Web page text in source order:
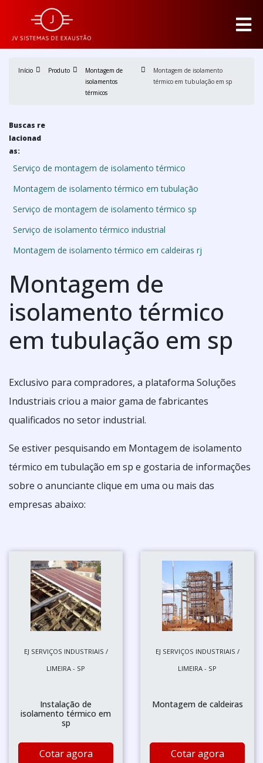
Início Produto
Montagem de
isolamentos
térmicos
Montagem de isolamento
térmico em tubulação em sp
Buscas re
lacionad
as:
Serviço de montagem de isolamento térmico
Montagem de isolamento térmico em tubulação
Serviço de montagem de isolamento térmico sp
Serviço de isolamento térmico industrial
Montagem de isolamento térmico em caldeiras rj
Montagem de
isolamento térmico
em tubulação em sp
Exclusivo para compradores, a plataforma Soluções
Industriais criou a maior gama de fabricantes
qualificados no setor industrial.
Se estiver pesquisando em Montagem de isolamento
térmico em tubulação em sp e gostaria de informações
sobre o anunciante clique em uma ou mais das
empresas abaixo:
EJ SERVIÇOS INDUSTRIAIS /
LIMEIRA - SP
Instalação de
isolamento térmico em
sp
Cotar agora
EJ SERVIÇOS INDUSTRIAIS /
LIMEIRA - SP
Montagem de caldeiras
Cotar agora